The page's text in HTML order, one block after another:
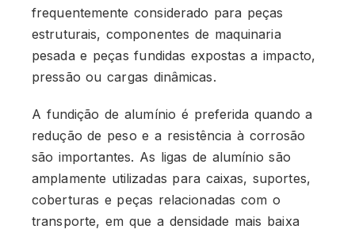
frequentemente considerado para peças
estruturais, componentes de maquinaria
pesada e peças fundidas expostas a impacto,
pressão ou cargas dinâmicas.
A fundição de alumínio é preferida quando a
redução de peso e a resistência à corrosão
são importantes. As ligas de alumínio são
amplamente utilizadas para caixas, suportes,
coberturas e peças relacionadas com o
transporte, em que a densidade mais baixa